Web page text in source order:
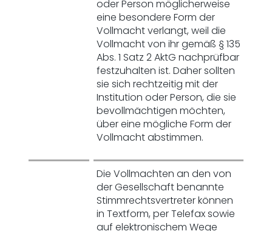
oder Person möglicherweise
eine besondere Form der
Vollmacht verlangt, weil die
Vollmacht von ihr gemäß § 135
Abs. 1 Satz 2 AktG nachprüfbar
festzuhalten ist. Daher sollten
sie sich rechtzeitig mit der
Institution oder Person, die sie
bevollmächtigen möchten,
über eine mögliche Form der
Vollmacht abstimmen.
Die Vollmachten an den von
der Gesellschaft benannte
Stimmrechtsvertreter können
in Textform, per Telefax sowie
auf elektronischem Wege